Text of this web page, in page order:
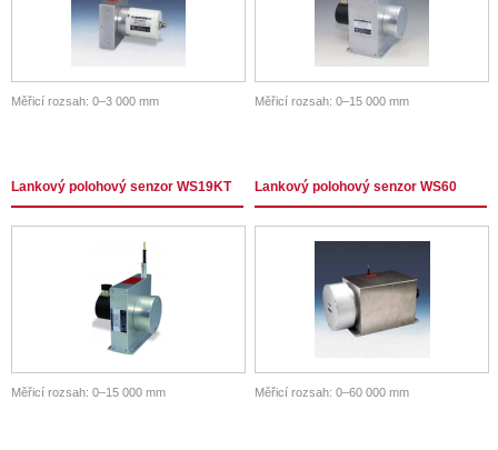
Měřicí rozsah: 0–3 000 mm Měřicí rozsah: 0–15 000 mm
Lankový polohový senzor WS19KT
Měřicí rozsah: 0–15 000 mm
Lankový polohový senzor WS60
Měřicí rozsah: 0–60 000 mm